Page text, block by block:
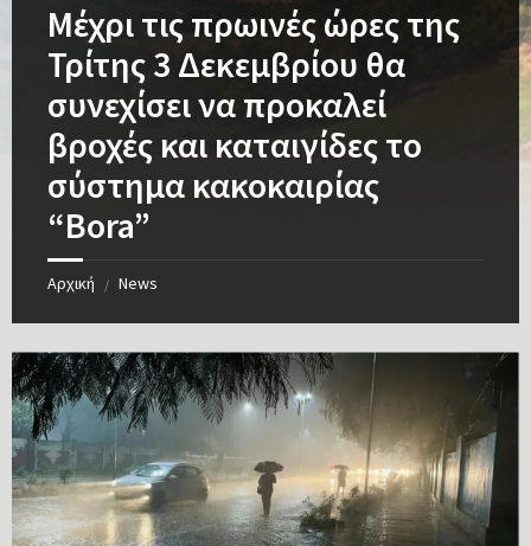
Μέχρι τις πρωινές ώρες της
Τρίτης 3 Δεκεμβρίου θα
συνεχίσει να προκαλεί
βροχές και καταιγίδες το
σύστημα κακοκαιρίας
“Bora”
Αρχική / News